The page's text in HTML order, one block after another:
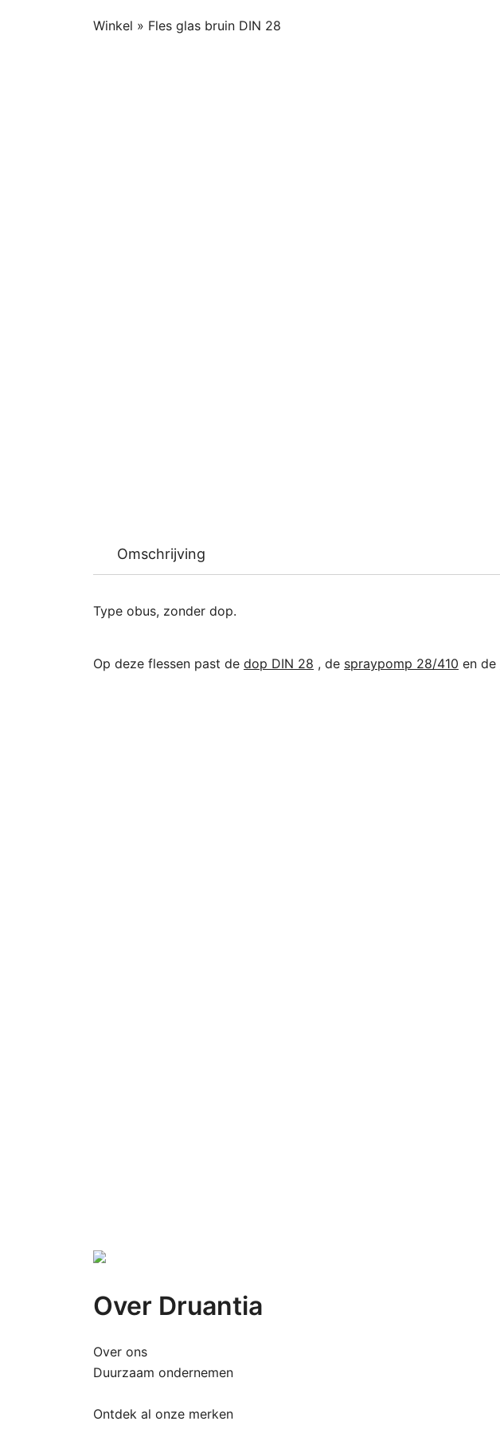
Winkel » Fles glas bruin DIN 28
Omschrijving
Type obus, zonder dop.
Op deze flessen past de dop DIN 28 , de spraypomp 28/410 en de
Over Druantia
Over ons
Duurzaam ondernemen
Ontdek al onze merken